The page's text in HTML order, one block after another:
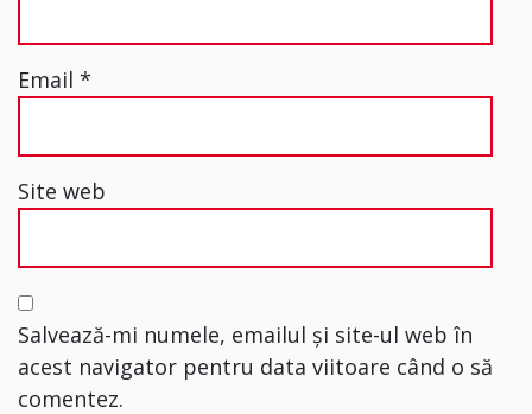
Email *
Site web
Salvează-mi numele, emailul și site-ul web în
acest navigator pentru data viitoare când o să
comentez.